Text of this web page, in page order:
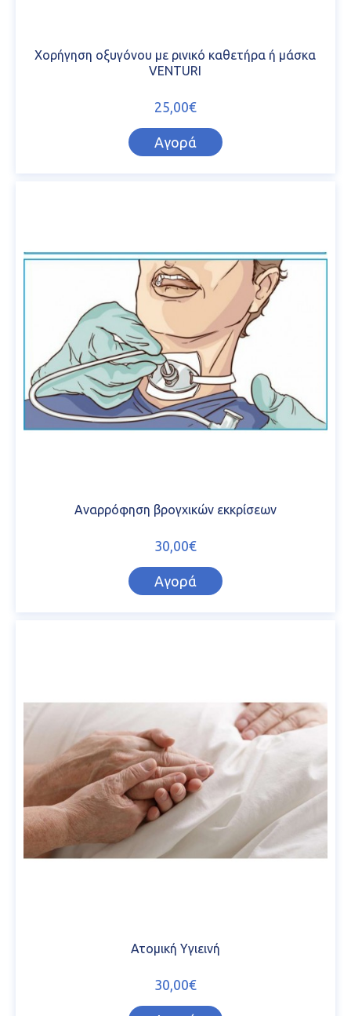
Χορήγηση οξυγόνου με ρινικό καθετήρα ή μάσκα
VENTURI
25,00€
Αγορά
Αναρρόφηση βρογχικών εκκρίσεων
30,00€
Αγορά
Ατομική Υγιεινή
30,00€